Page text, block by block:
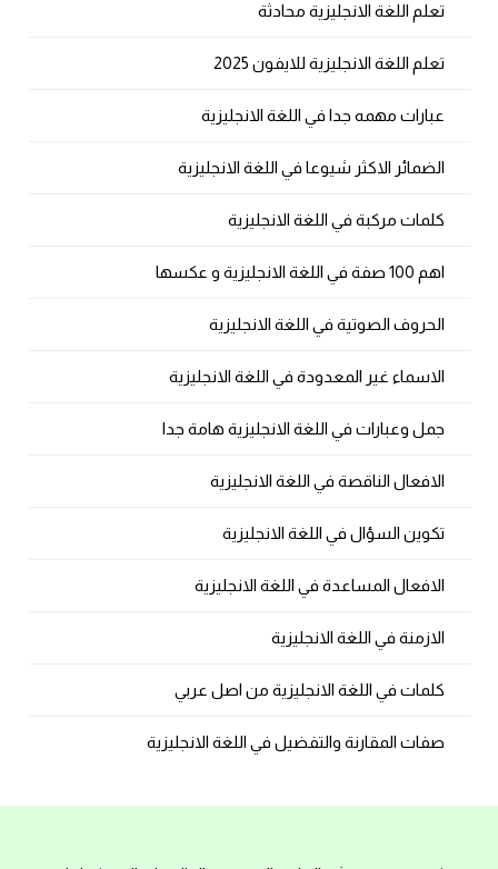
تعلم اللغة الانجليزية محادثة
تعلم اللغة الانجليزية للايفون 2025
عبارات مهمه جدا في اللغة الانجليزية
الضمائر الاكثر شيوعا في اللغة الانجليزية
كلمات مركبة في اللغة الانجليزية
اهم 100 صفة في اللغة الانجليزية و عكسها
الحروف الصوتية في اللغة الانجليزية
الاسماء غير المعدودة في اللغة الانجليزية
جمل وعبارات في اللغة الانجليزية هامة جدا
الافعال الناقصة في اللغة الانجليزية
تكوين السؤال في اللغة الانجليزية
الافعال المساعدة في اللغة الانجليزية
الازمنة في اللغة الانجليزية
كلمات في اللغة الانجليزية من اصل عربي
صفات المقارنة والتفضيل في اللغة الانجليزية